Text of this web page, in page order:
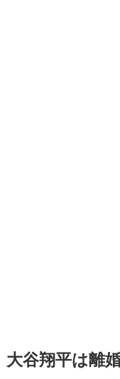
大谷翔平は離